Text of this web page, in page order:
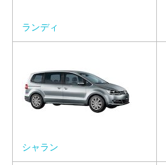
ランディ
シャラン